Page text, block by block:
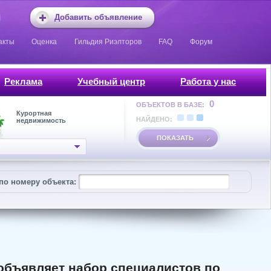
Добавить объявление
Оценка Гильдия Риэлторов FAQ Форум
Реклама Учебный центр Работа у нас
Курортная
недвижимость
ОБЪЕКТОВ В БАЗЕ: 0
НАЙДЕНО:
ПОКАЗАТЬ
номеру объекта:
набор специалистов по